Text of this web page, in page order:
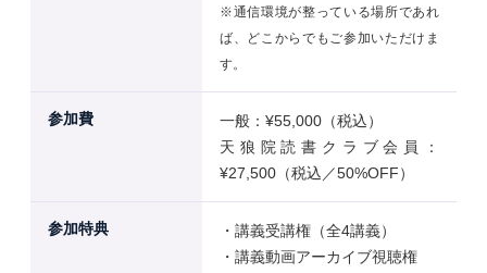
※通信環境が整っている場所であれ
ば、どこからでもご参加いただけま
す。
参加費
一般：¥55,000（税込）
天狼院読書クラブ会員：
¥27,500（税込／50%OFF）
参加特典
・講義受講権（全4講義）
・講義動画アーカイブ視聴権